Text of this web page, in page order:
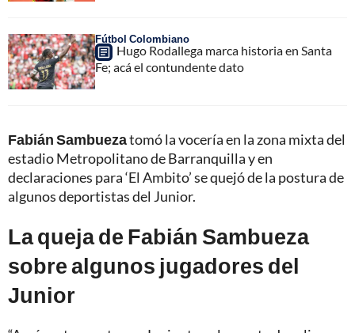
Fútbol Colombiano
Hugo Rodallega marca historia en Santa
Fe; acá el contundente dato
Fabián Sambuezatomó la vocería en la zona mixta del
estadio Metropolitano de Barranquilla y en
declaraciones para ‘El Ambito’ se quejó de la postura de
algunos deportistas del Junior.
La queja de Fabián Sambueza
sobre algunos jugadores del
Junior